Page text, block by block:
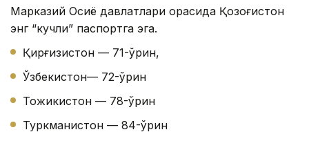
Марказий Осиё давлатлари орасида Қозоғистон
энг “кучли” паспортга эга.
Қирғизистон — 71-ўрин,
Ўзбекистон— 72-ўрин
Тожикистон — 78-ўрин
Туркманистон — 84-ўрин